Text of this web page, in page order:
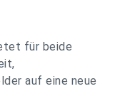
für beide
auf eine neue